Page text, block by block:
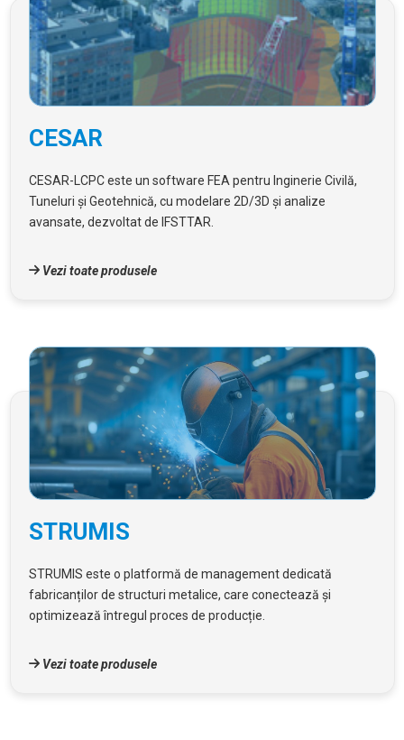
CESAR
CESAR-LCPC este un software FEA pentru Inginerie Civilă,
Tuneluri și Geotehnică, cu modelare 2D/3D și analize
avansate, dezvoltat de IFSTTAR.
Vezi toate produsele
STRUMIS
STRUMIS este o platformă de management dedicată
fabricanților de structuri metalice, care conectează și
optimizează întregul proces de producție.
Vezi toate produsele